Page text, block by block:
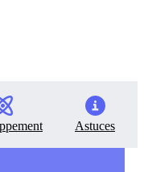
Astuces